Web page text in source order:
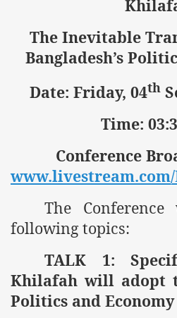
The Inevitable
Bangladesh’s
Date: Friday, 04th
Time:
Conference
The
following topics:
TALK 1:
Khilafah will adopt
Politics and